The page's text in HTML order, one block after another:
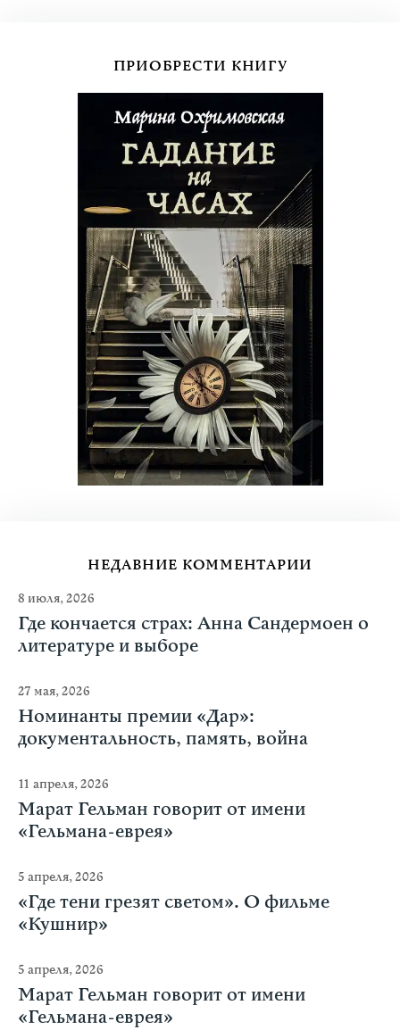
ПРИОБРЕСТИ КНИГУ
НЕДАВНИЕ КОММЕНТАРИИ
8 июля, 2026
Где кончается страх: Анна Сандермоен о
литературе и выборе
27 мая, 2026
Номинанты премии «Дар»:
документальность, память, война
11 апреля, 2026
Марат Гельман говорит от имени
«Гельмана-еврея»
5 апреля, 2026
«Где тени грезят светом». О фильме
«Кушнир»
5 апреля, 2026
Марат Гельман говорит от имени
«Гельмана-еврея»